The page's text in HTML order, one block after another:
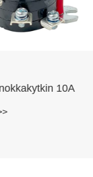
ja Hz:n neliön